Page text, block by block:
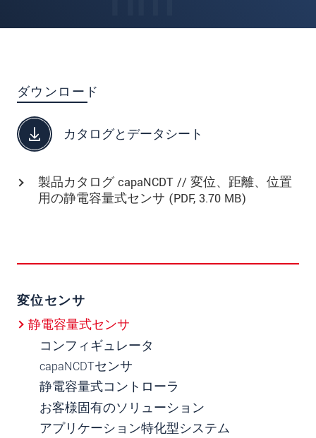
ダウンロード
カタログとデータシート
製品カタログ capaNCDT // 変位、距離、位置
用の静電容量式センサ (PDF, 3.70 MB)
変位センサ
静電容量式センサ
コンフィギュレータ
capaNCDTセンサ
静電容量式コントローラ
お客様固有のソリューション
アプリケーション特化型システム